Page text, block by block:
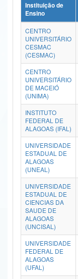
Ministério da Ciência,
Ministério do Meio Ambiente
Ministério do Turismo
Ministério do
Controladoria-Geral da União
Ministério da Mulher, da
Secretaria-Geral
Secretaria de Governo
Gabinete de Segurança
Advocacia-Geral da União
Banco Central do Brasil
Planalto
Instituição de
Ensino
CENTRO
UNIVERSITÁRIO
CESMAC
(CESMAC)
CENTRO
UNIVERSITÁRIO
DE MACEIÓ
(UNIMA)
INSTITUTO
FEDERAL DE
ALAGOAS (IFAL)
UNIVERSIDADE
ESTADUAL DE
ALAGOAS
(UNEAL)
UNIVERSIDADE
ESTADUAL DE
CIENCIAS DA
SAUDE DE
ALAGOAS
(UNCISAL)
UNIVERSIDADE
FEDERAL DE
ALAGOAS
(UFAL)